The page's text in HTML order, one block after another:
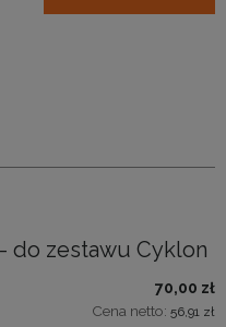
do zestawu Cyklon
70,00 zł
Cena netto: 56,91 zł